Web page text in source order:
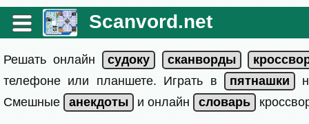
Scanvord.net
Решать онлайн
телефоне или планшете. Играть в
Смешные
и онлайн